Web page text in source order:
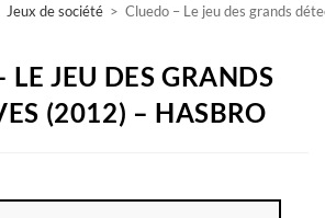
Jeux de société > Cluedo – Le jeu des grands
LE JEU DES GRANDS
(2012) – HASBRO